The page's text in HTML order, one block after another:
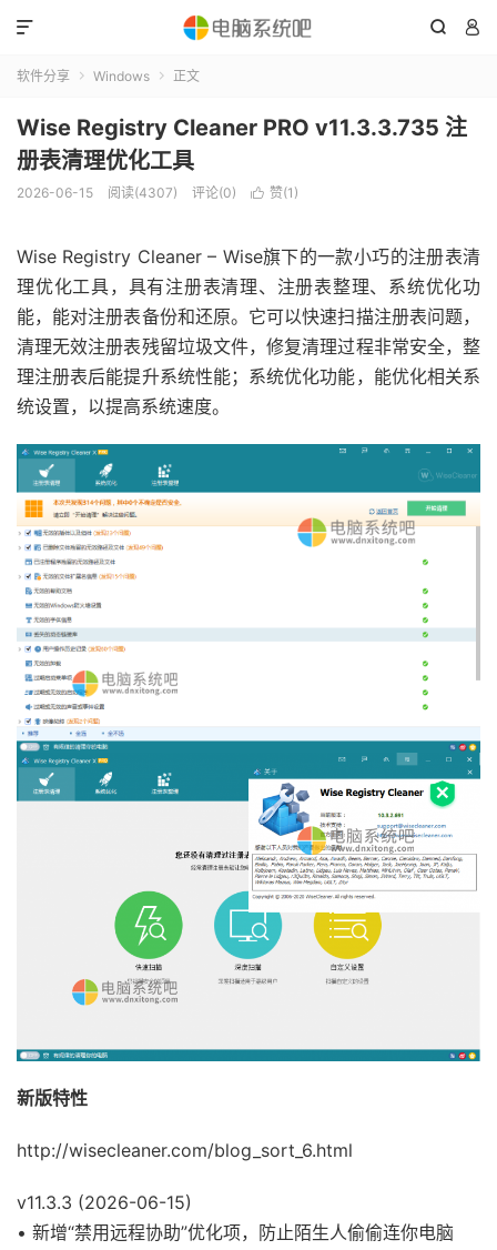
 

软件分享  Windows  正文
Wise Registry Cleaner PRO v11.3.3.735 注
册表清理优化工具
2026-06-15 阅读(4307) 评论(0)  赞(1 )
Wise Registry Cleaner – Wise旗下的一款小巧的注册表清
理优化工具，具有注册表清理、注册表整理、系统优化功
能，能对注册表备份和还原。它可以快速扫描注册表问题，
清理无效注册表残留垃圾文件，修复清理过程非常安全，整
理注册表后能提升系统性能；系统优化功能，能优化相关系
统设置，以提高系统速度。
新版特性
http://wisecleaner.com/blog_sort_6.html
v11.3.3 (2026-06-15)
• 新增“禁用远程协助”优化项，防止陌生人偷偷连你电脑